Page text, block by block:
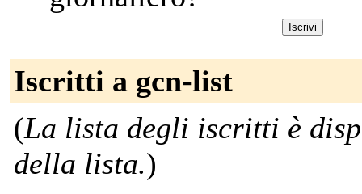
Iscritti a gcn-list
(La lista degli iscritti è
della lista.)